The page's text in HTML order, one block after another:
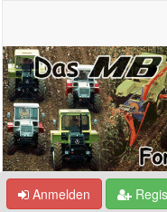
Anmelden